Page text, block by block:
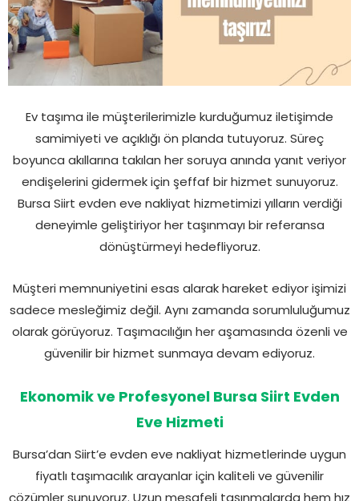
Ev taşıma ile müşterilerimizle kurduğumuz iletişimde
samimiyeti ve açıklığı ön planda tutuyoruz. Süreç
boyunca akıllarına takılan her soruya anında yanıt veriyor
endişelerini gidermek için şeffaf bir hizmet sunuyoruz.
Bursa Siirt evden eve nakliyat hizmetimizi yılların verdiği
deneyimle geliştiriyor her taşınmayı bir referansa
dönüştürmeyi hedefliyoruz.
Müşteri memnuniyetini esas alarak hareket ediyor işimizi
sadece mesleğimiz değil. Aynı zamanda sorumluluğumuz
olarak görüyoruz. Taşımacılığın her aşamasında özenli ve
güvenilir bir hizmet sunmaya devam ediyoruz.
Ekonomik ve Profesyonel Bursa Siirt Evden
Eve Hizmeti
Bursa’dan Siirt’e evden eve nakliyat hizmetlerinde uygun
fiyatlı taşımacılık arayanlar için kaliteli ve güvenilir
çözümler sunuyoruz. Uzun mesafeli taşınmalarda hem hız